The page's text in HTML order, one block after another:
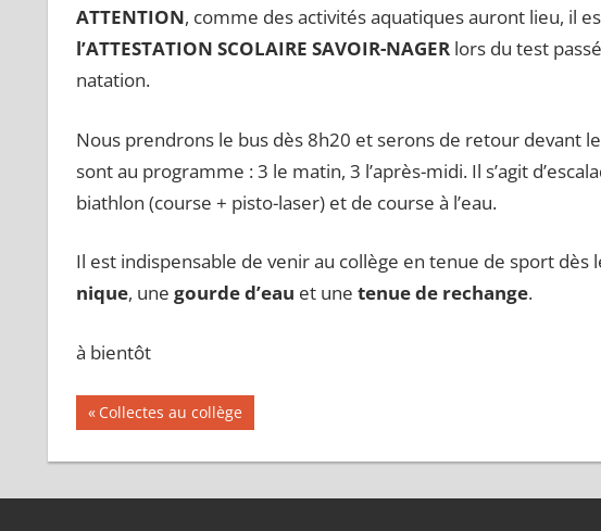
ATTENTION, comme des activités aquatiques auront lieu, il
l’ATTESTATION SCOLAIRE SAVOIR-NAGERlors du test passé
natation.
Nous prendrons le bus dès 8h20 et serons de retour devant
sont au programme : 3 le matin, 3 l’après-midi. Il s’agit
biathlon (course + pisto-laser) et de course à l’eau.
Il est indispensable de venir au collège en tenue de sport dès
nique, une gourde d’eau et une tenue de rechange.
à bientôt
Navigation
de
l’article
Publication
Collectes au collège